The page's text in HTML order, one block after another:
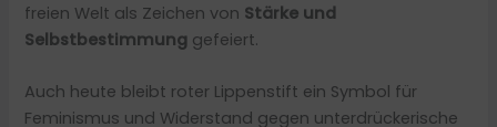
freien Welt als Zeichen von Stärke und
Selbstbestimmung gefeiert.
Auch heute bleibt roter Lippenstift ein Symbol für
Feminismus und Widerstand gegen unterdrückerische